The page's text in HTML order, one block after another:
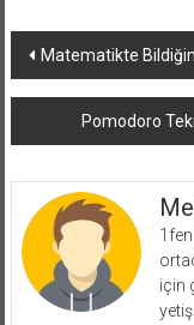
Yazı
dolaşımı
Matematikte
Pomodoro
için